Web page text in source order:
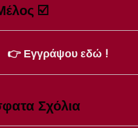
☑️
👉 Εγγράψου εδώ !
Σχόλια